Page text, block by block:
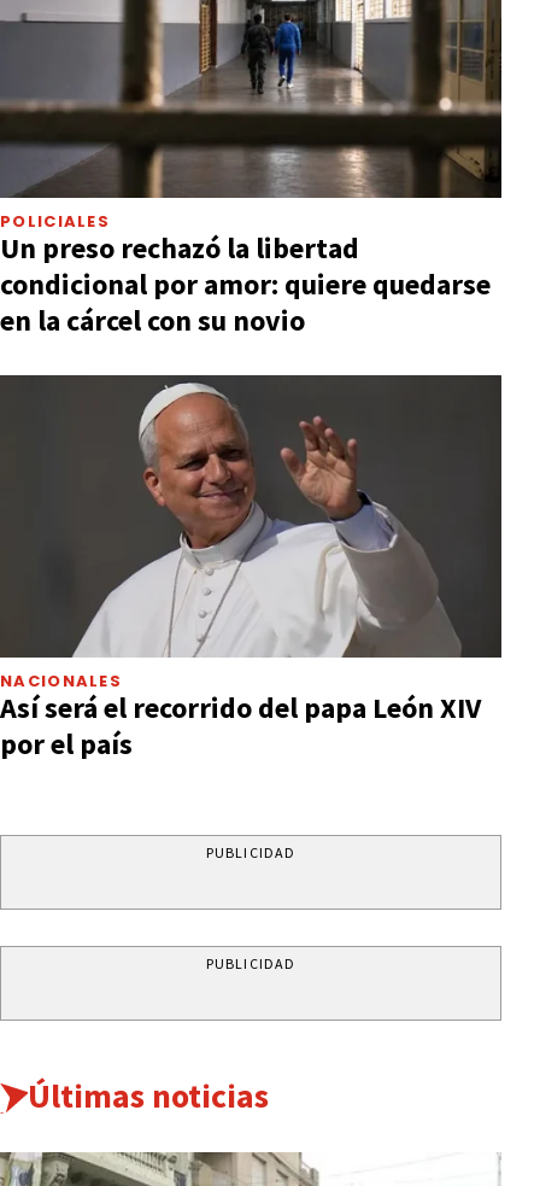
POLICIALES
Un preso rechazó la libertad
condicional por amor: quiere quedarse
en la cárcel con su novio
NACIONALES
Así será el recorrido del papa León XIV
por el país
PUBLICIDAD
PUBLICIDAD
Últimas noticias